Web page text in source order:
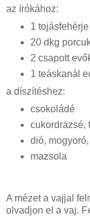
az írókához:
1 tojásfehérje
20 dkg
2 csapott
1 teáskanál
a díszítéshez:
csokoládé
cukordrazsé,
dió,
mazsola
A mézet a vajjal
olvadjon el a vaj.